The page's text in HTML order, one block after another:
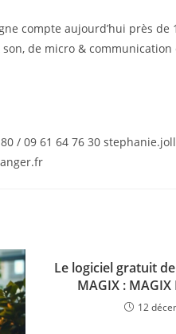
compte aujourd’hui près
de micro &
/ 09 61 64 76 30
Le logiciel gratuit
MAGIX :
12